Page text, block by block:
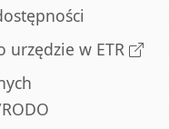
urzędzie w ETR